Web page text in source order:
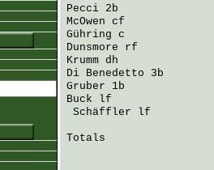
Pecci 2b
McOwen cf
Gühring c
Dunsmore rf
Krumm dh
Di Benedetto 3b
Gruber 1b
Buck lf
Schäffler lf
Totals